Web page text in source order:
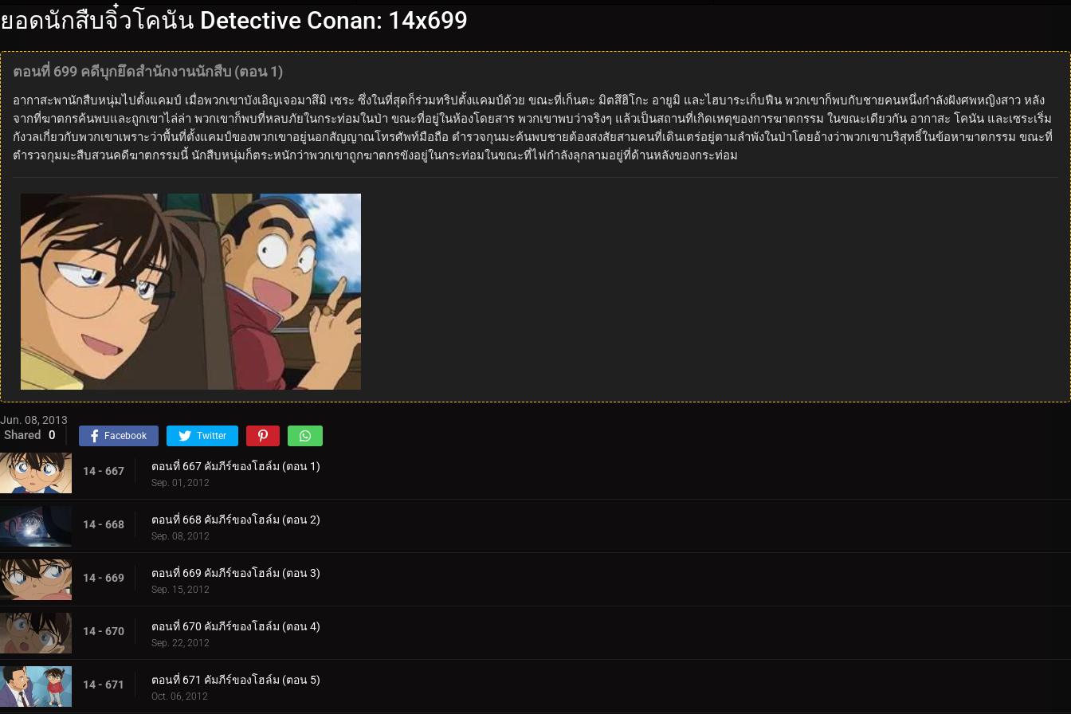
ยอดนักสืบจิ๋วโคนัน Detective Conan: 14x699
ตอนที่ 699 คดีบุกยึดสำนักงานนักสืบ (ตอน 1)
อากาสะพานักสืบหนุ่มไปตั้งแคมป์ เมื่อพวกเขาบังเอิญเจอมาสึมิ เซระ ซึ่งในที่สุดก็ร่วมทริปตั้งแคมป์ด้วย ขณะที่เก็นตะ มิตสึฮิโกะ อายูมิ และไฮบาระเก็บฟืน พวกเขาก็พบกับชายคนหนึ่งกำลังฝังศพหญิงสาว หลัง
จากที่ฆาตกรค้นพบและถูกเขาไล่ล่า พวกเขาก็พบที่หลบภัยในกระท่อมในป่า ขณะที่อยู่ในห้องโดยสาร พวกเขาพบว่าจริงๆ แล้วเป็นสถานที่เกิดเหตุของการฆาตกรรม ในขณะเดียวกัน อากาสะ โคนัน และเซระเริ่ม
กังวลเกี่ยวกับพวกเขาเพราะว่าพื้นที่ตั้งแคมป์ของพวกเขาอยู่นอกสัญญาณโทรศัพท์มือถือ ตำรวจกุนมะค้นพบชายต้องสงสัยสามคนที่เดินเตร่อยู่ตามลำพังในป่าโดยอ้างว่าพวกเขาบริสุทธิ์ในข้อหาฆาตกรรม ขณะที่
ตำรวจกุมมะสืบสวนคดีฆาตกรรมนี้ นักสืบหนุ่มก็ตระหนักว่าพวกเขาถูกฆาตกรขังอยู่ในกระท่อมในขณะที่ไฟกำลังลุกลามอยู่ที่ด้านหลังของกระท่อม
Jun. 08, 2013
Shared 0 Facebook Twitter
14 - 667 ตอนที่ 667 คัมภีร์ของโฮล์ม (ตอน 1)
Sep. 01, 2012
14 - 668 ตอนที่ 668 คัมภีร์ของโฮล์ม (ตอน 2)
Sep. 08, 2012
14 - 669 ตอนที่ 669 คัมภีร์ของโฮล์ม (ตอน 3)
Sep. 15, 2012
14 - 670 ตอนที่ 670 คัมภีร์ของโฮล์ม (ตอน 4)
Sep. 22, 2012
14 - 671 ตอนที่ 671 คัมภีร์ของโฮล์ม (ตอน 5)
Oct. 06, 2012